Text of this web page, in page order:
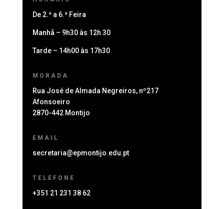
De 2.ª a 6.ª Feira
Manhã – 9h30 às 12h 30
Tarde – 14h00 às 17h30
MORADA
Rua José de Almada Negreiros, nº217
Afonsoeiro
2870-442 Montijo
EMAIL
secretaria@epmontijo.edu.pt
TELEFONE
+351 21 231 38 62